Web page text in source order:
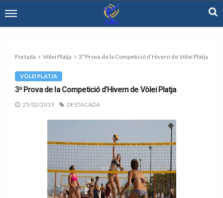
Portada Vòlei Platja 3ª Prova de la Competició d’Hivern de Vòlei Platja
VÒLEI PLATJA
3ª Prova de la Competició d’Hivern de Vòlei Platja
25/02/2019 DESTACADA